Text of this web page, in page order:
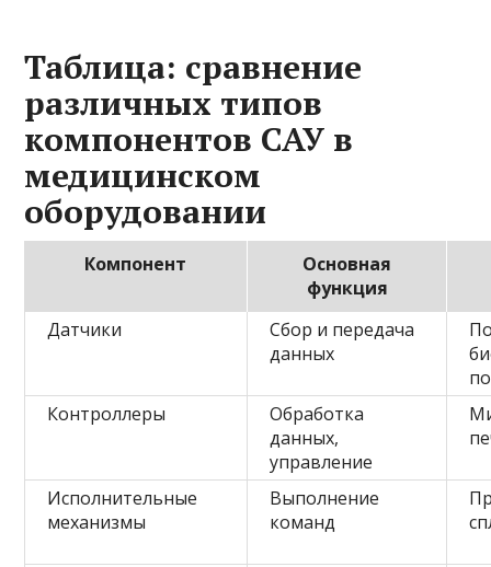
Таблица: сравнение
различных типов
компонентов САУ в
медицинском
оборудовании
Компонент
Основная
функция
Датчики
Сбор и передача
данных
Контроллеры
Обработка
данных,
управление
Исполнительные
механизмы
Выполнение
команд